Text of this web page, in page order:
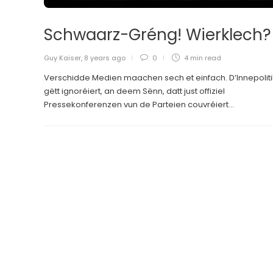
Schwaarz-Gréng!
Guy Kaiser, 8 years ago 0 4 min read
Verschidde Medien maachen sech et einfach.
gëtt ignoréiert, an deem Sënn, datt just offiziel
Pressekonferenzen vun de Parteien couvréiert...